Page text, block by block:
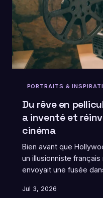
PORTRAITS &
Du rêve en
a inventé et
cinéma
Bien avant que
un illusionniste
envoyait une fusée
l'Europe entretient
Jul 3, 2026